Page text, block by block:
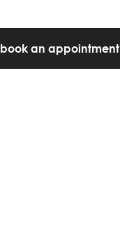
an appointment